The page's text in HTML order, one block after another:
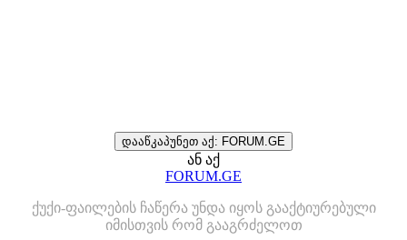
დააწკაპუნეთ აქ: FORUM.GE
ან აქ
FORUM.GE
ქუქი-ფაილების ჩაწერა უნდა იყოს გააქტიურებული
იმისთვის რომ გააგრძელოთ